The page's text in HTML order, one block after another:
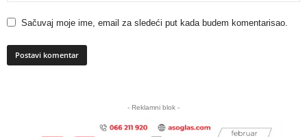
Sačuvaj moje ime, email za sledeći put kada budem komentarisao.
- Reklamni blok -